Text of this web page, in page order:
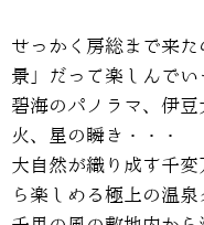
せっかく房総まで来
景」だって楽しんでい
碧海のパノラマ、伊
火、星の瞬き・・・
大自然が織り成す千
ら楽しめる極上の温泉